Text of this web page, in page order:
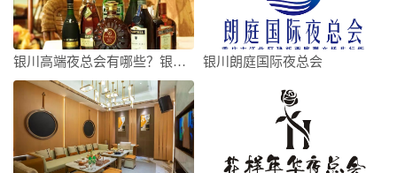
银川高端夜总会有哪些？银川十大夜总会最强 银川朗庭国际夜总会